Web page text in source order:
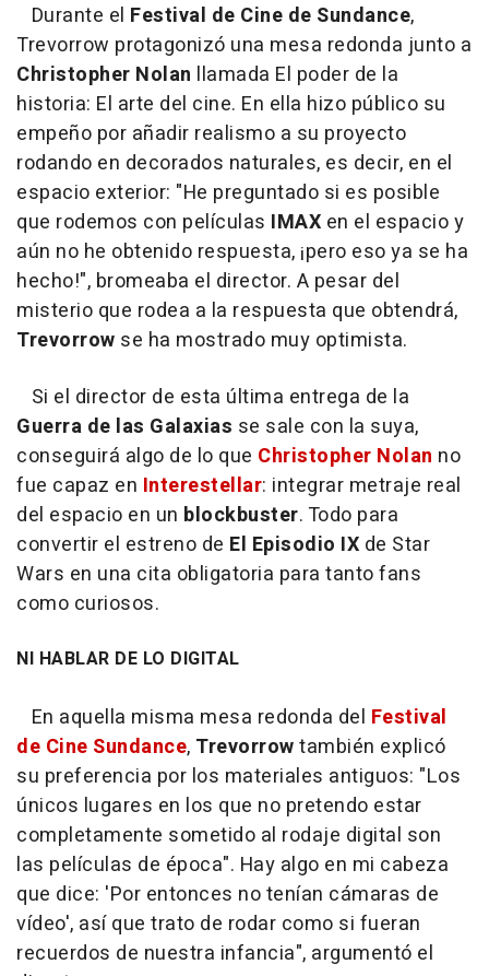
Durante el Festival de Cine de Sundance,
Trevorrow protagonizó una mesa redonda junto a
Christopher Nolan llamada El poder de la
historia: El arte del cine. En ella hizo público su
empeño por añadir realismo a su proyecto
rodando en decorados naturales, es decir, en el
espacio exterior: "He preguntado si es posible
que rodemos con películas IMAX en el espacio y
aún no he obtenido respuesta, ¡pero eso ya se ha
hecho!", bromeaba el director. A pesar del
misterio que rodea a la respuesta que obtendrá,
Trevorrow se ha mostrado muy optimista.
Si el director de esta última entrega de la
Guerra de las Galaxias se sale con la suya,
conseguirá algo de lo que Christopher Nolan no
fue capaz en Interestellar: integrar metraje real
del espacio en un blockbuster. Todo para
convertir el estreno de El Episodio IX de Star
Wars en una cita obligatoria para tanto fans
como curiosos.
NI HABLAR DE LO DIGITAL
En aquella misma mesa redonda del Festival
de Cine Sundance, Trevorrowtambién explicó
su preferencia por los materiales antiguos: "Los
únicos lugares en los que no pretendo estar
completamente sometido al rodaje digital son
las películas de época". Hay algo en mi cabeza
que dice: 'Por entonces no tenían cámaras de
vídeo', así que trato de rodar como si fueran
recuerdos de nuestra infancia", argumentó el